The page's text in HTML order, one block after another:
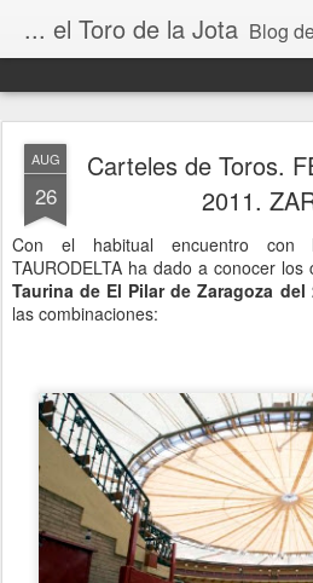
... el Toro de la Jota Blog
AUG
26
Carteles de Toros.
2011.
Con el habitual encuentro con
TAURODELTA ha dado a conocer
Taurina de El Pilar de Zaragoza del
las combinaciones: